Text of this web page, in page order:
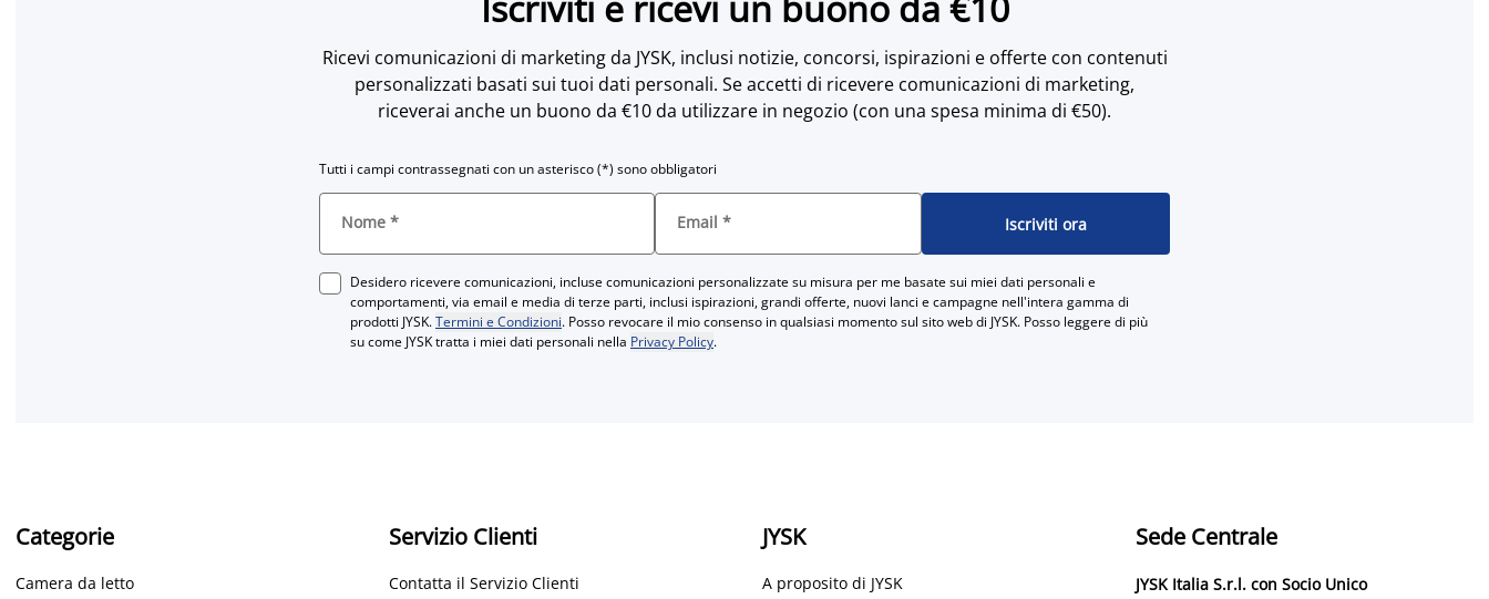
Ricevi comunicazioni di marketing da JYSK, inclusi notizie, concorsi, ispirazioni e offerte con contenuti
personalizzati basati sui tuoi dati personali. Se accetti di ricevere comunicazioni di marketing,
riceverai anche un buono da €10 da utilizzare in negozio (con una spesa minima di €50).
Tutti i campi contrassegnati con un asterisco (*) sono obbligatori
Nome * Email * Iscriviti ora
Desidero ricevere comunicazioni, incluse comunicazioni personalizzate su misura per me basate sui miei dati personali e
comportamenti, via email e media di terze parti, inclusi ispirazioni, grandi offerte, nuovi lanci e campagne nell'intera gamma di
prodotti JYSK.Termini e Condizioni. Posso revocare il mio consenso in qualsiasi momento sul sito web di JYSK. Posso leggere di più
su come JYSK tratta i miei dati personali nella Privacy Policy.
Categorie
Camera da letto
Servizio Clienti
Contatta il Servizio Clienti
JYSK
A proposito di JYSK
Sede Centrale
JYSK Italia S.r.l. con Socio Unico